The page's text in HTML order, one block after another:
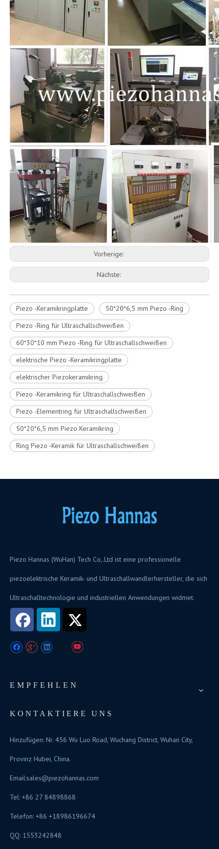
Vorherige:
Nächste:
Piezo -Keramikringplatte
50*20*6,5 mm Piezo -Ring
Piezo -Ring für Ultraschallschweißen
60*30*10 mm Piezo -Ring für Ultraschallschweißen
elektrische Piezo -Keramikringplatte
elektrischer Piezokeramikring
Piezo -Keramikring für Ultraschallschweißen
Piezo -Elementring für Ultraschallschweißen
50*20*6,5 mm Piezo Keramikring
Ring Piezo -Keramik für Ultraschallschweißen
Piezo Hannas (WuHan) Tech Co,.Ltd ist eine professionelle
piezoelektrische Keramik- und Ultraschallwandlerhersteller, die sich
Ultraschalltechnologie und industriellen Anwendungen widmet.
EMPFEHLEN
KONTAKTIERE UNS
Hinzufügen: Nr. 456 Wu Luo Road, Wuchang District, Wuhan City,
Provinz Hubei, China.
Email:sales@piezohannas.com
Tel: +86 27 84898868
Telefon: +86 +18986196674
QQ: 1553242848